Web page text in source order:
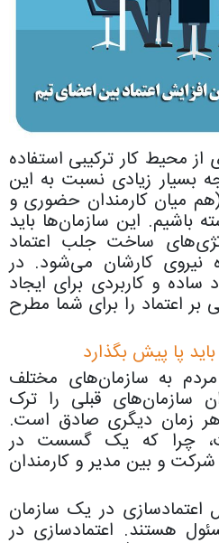
محیط کار ترکیبی استفاده
بسیار زیادی نسبت به این
میان کارمندان حضوری و
باشیم. این سازمان‌ها باید
ساخت جلب اعتماد
نیروی کارشان می‌شود. در
ساده و کاربردی برای ایجاد
اعتماد را برای شما مطرح
پا پیش بگذارد
به سازمان‌های مختلف
سازمان‌های قبلی را ترک
زمان دیگری صادق است.
چرا که یک گسست در
شرکت و بین مدیر و کارمندان
اعتمادسازی در یک سازمان
هستند. اعتمادسازی در